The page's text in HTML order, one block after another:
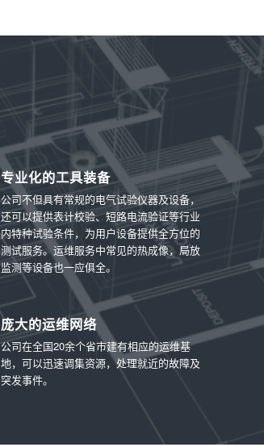
专业化的工具装备
公司不但具有常规的电气试验仪器及设备，
还可以提供表计校验、短路电流验证等行业
内特种试验条件，为用户设备提供全方位的
测试服务。运维服务中常见的热成像，局放
监测等设备也一应俱全。
庞大的运维网络
公司在全国20余个省市建有相应的运维基
地，可以迅速调集资源，处理就近的故障及
突发事件。